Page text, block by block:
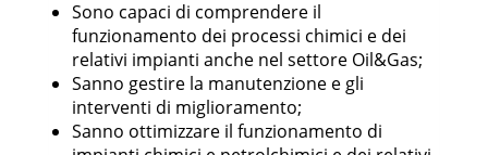
Sono capaci di comprendere il
funzionamento dei processi chimici e dei
relativi impianti anche nel settore Oil&Gas;
Sanno gestire la manutenzione e gli
interventi di miglioramento;
Sanno ottimizzare il funzionamento di